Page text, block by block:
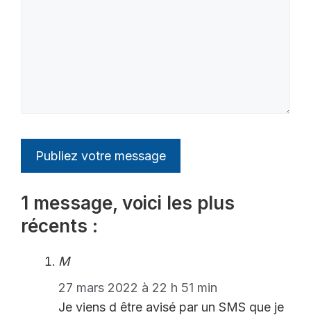
1 message, voici les plus
récents :
M
27 mars 2022 à 22 h 51 min
Je viens d être avisé par un SMS que je